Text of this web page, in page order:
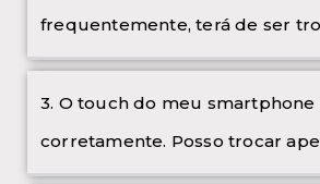
frequentemente, terá de ser
3. O touch do meu smartphone
corretamente. Posso trocar